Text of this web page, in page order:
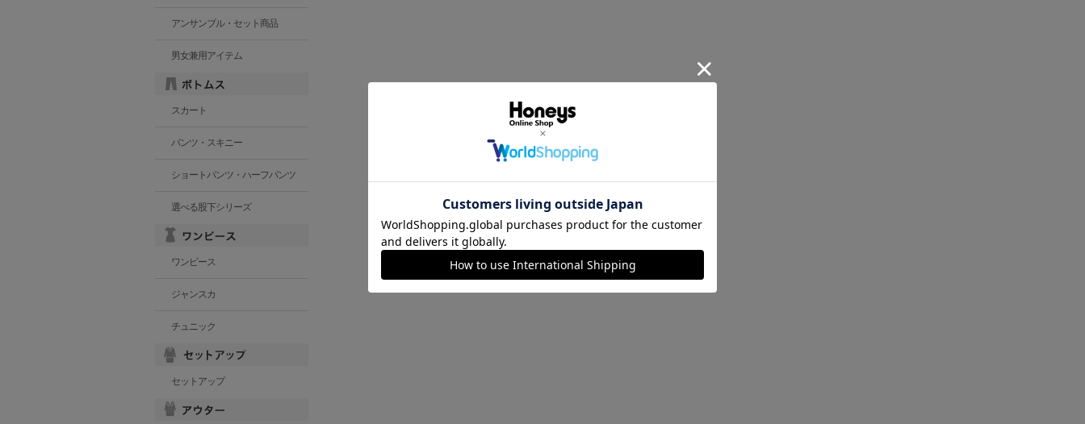
アンサンブル・セット商品
男女兼用アイテム
スカート
パンツ・スキニー
ショートパンツ・ハーフパンツ
選べる股下シリーズ
ワンピース
ジャンスカ
チュニック
セットアップ